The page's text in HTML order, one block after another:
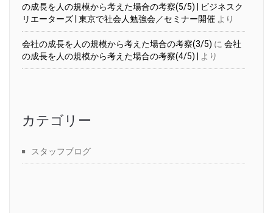
の成長を人の規模から考えた場合の考察(5/5) | ビジネスク
リエーターズ | 東京で社会人勉強会／セミナー開催 より
会社の成長を人の規模から考えた場合の考察(3/5) に 会社
の成長を人の規模から考えた場合の考察(4/5) |
より
カテゴリー
スタッフブログ